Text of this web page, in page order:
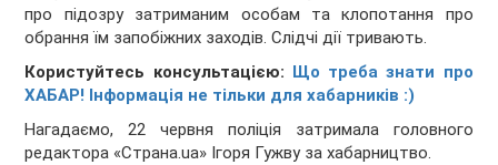
про підозру затриманим особам та клопотання про
обрання їм запобіжних заходів. Слідчі дії тривають.
Користуйтесь консультацією: Що треба знати про
ХАБАР! Інформація не тільки для хабарників :)
Нагадаємо, 22 червня поліція затримала головного
редактора «Страна.ua» Ігоря Гужву за хабарництво.